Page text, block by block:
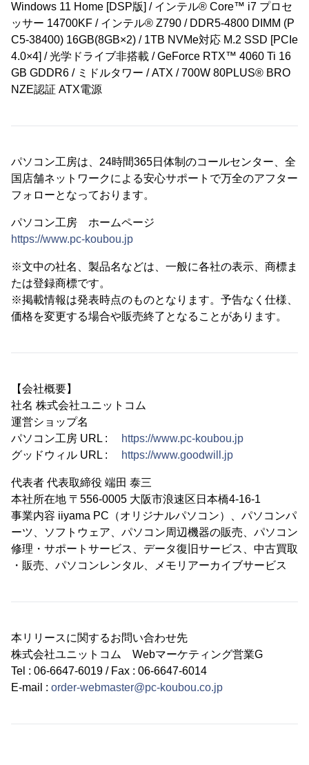
Windows 11 Home [DSP版] / インテル® Core™ i7 プロセ
ッサー 14700KF / インテル® Z790 / DDR5-4800 DIMM (P
C5-38400) 16GB(8GB×2) / 1TB NVMe対応 M.2 SSD [PCIe
4.0×4] / 光学ドライブ非搭載 / GeForce RTX™ 4060 Ti 16
GB GDDR6 / ミドルタワー / ATX / 700W 80PLUS® BRO
NZE認証 ATX電源
パソコン工房は、24時間365日体制のコールセンター、全
国店舗ネットワークによる安心サポートで万全のアフター
フォローとなっております。
パソコン工房 ホームページ
https://www.pc-koubou.jp
※文中の社名、製品名などは、一般に各社の表示、商標ま
たは登録商標です。
※掲載情報は発表時点のものとなります。予告なく仕様、
価格を変更する場合や販売終了となることがあります。
【会社概要】
社名 株式会社ユニットコム
運営ショップ名
パソコン工房 URL :
https://www.pc-koubou.jp
グッドウィル URL :
https://www.goodwill.jp
代表者 代表取締役 端田 泰三
本社所在地 〒556-0005 大阪市浪速区日本橋4-16-1
事業内容 iiyama PC（オリジナルパソコン）、パソコンパ
ーツ、ソフトウェア、パソコン周辺機器の販売、パソコン
修理・サポートサービス、データ復旧サービス、中古買取
・販売、パソコンレンタル、メモリアーカイブサービス
本リリースに関するお問い合わせ先
株式会社ユニットコム Webマーケティング営業G
Tel : 06-6647-6019 / Fax : 06-6647-6014
E-mail : order-webmaster@pc-koubou.co.jp